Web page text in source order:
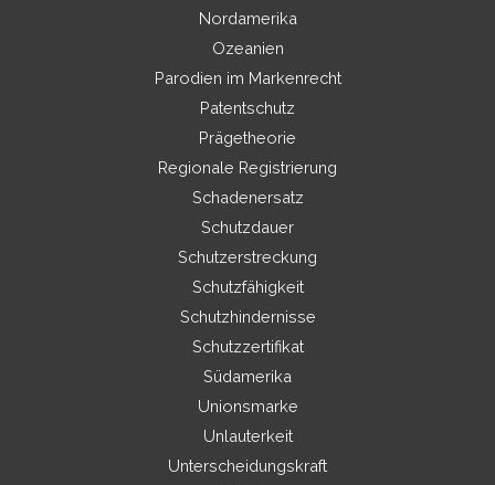
Nordamerika
Ozeanien
Parodien im Markenrecht
Patentschutz
Prägetheorie
Regionale Registrierung
Schadenersatz
Schutzdauer
Schutzerstreckung
Schutzfähigkeit
Schutzhindernisse
Schutzzertifikat
Südamerika
Unionsmarke
Unlauterkeit
Unterscheidungskraft